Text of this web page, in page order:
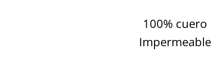
100% cuero
Impermeable